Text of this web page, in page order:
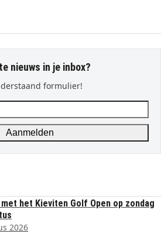
nieuws in je inbox?
formulier!
Aanmelden
met het Kieviten Golf Open op zondag
2026